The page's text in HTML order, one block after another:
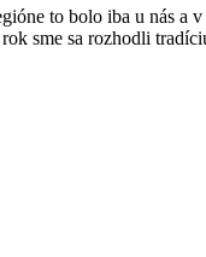
to bolo iba u nás
sme sa rozhodli